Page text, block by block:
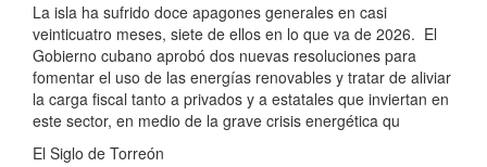
La isla ha sufrido doce apagones generales en casi
veinticuatro meses, siete de ellos en lo que va de 2026. El
Gobierno cubano aprobó dos nuevas resoluciones para
fomentar el uso de las energías renovables y tratar de aliviar
la carga fiscal tanto a privados y a estatales que inviertan en
este sector, en medio de la grave crisis energética qu
El Siglo de Torreón